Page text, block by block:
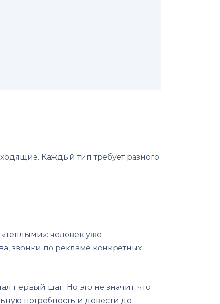
Каждый тип требует разного
человек уже
звонки по рекламе конкретных
первый шаг. Но это не значит, что
потребность и довести до